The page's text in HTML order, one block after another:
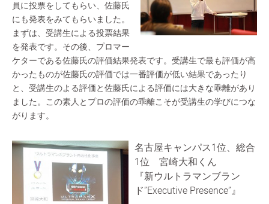
員に投票をしてもらい、佐藤氏
にも発表をみてもらいました。
まずは、受講生による投票結果
を発表です。その後、プロマー
ケターである佐藤氏の評価結果発表です。受講生で最も評価が高
かったものが佐藤氏の評価では一番評価が低い結果であったり
と、受講生のよる評価と佐藤氏による評価には大きな乖離があり
ました。この素人とプロの評価の乖離こそが受講生の学びにつな
がります。
名古屋キャンパス1位、総合
1位 宮崎大和くん
『新ウルトラマンブラン
ド”Executive Presence”』